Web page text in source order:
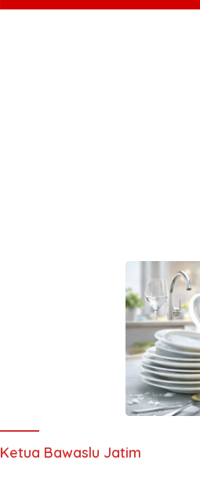
Ketua Bawaslu Jatim